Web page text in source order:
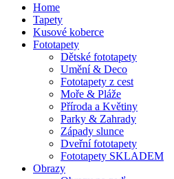
Home
Tapety
Kusové koberce
Fototapety
Dětské fototapety
Umění & Deco
Fototapety z cest
Moře & Pláže
Příroda a Květiny
Parky & Zahrady
Západy slunce
Dveřní fototapety
Fototapety SKLADEM
Obrazy